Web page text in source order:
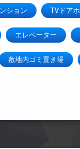
ション TVドア
エレベーター
敷地内ゴミ置き場